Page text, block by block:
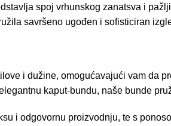
spoj vrhunskog zanatsva i
savršeno ugođen i sofisticiran
i dužine, omogućavajući vam da
kaput-bundu, naše bunde
i odgovornu proizvodnju, te s